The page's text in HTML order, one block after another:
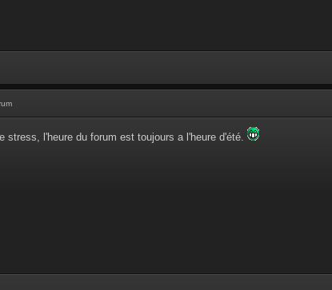
stress, l'heure du forum est toujours a l'heure d'été.